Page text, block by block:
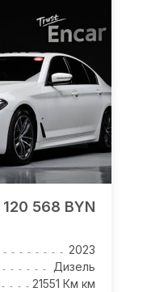
120 568 BYN
2023
Дизель
21551 Км км